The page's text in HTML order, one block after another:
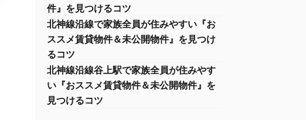
件』を見つけるコツ
北神線沿線で家族全員が住みやすい『お
ススメ賃貸物件＆未公開物件』を見つけ
るコツ
北神線沿線谷上駅で家族全員が住みやす
い『おススメ賃貸物件＆未公開物件』を
見つけるコツ